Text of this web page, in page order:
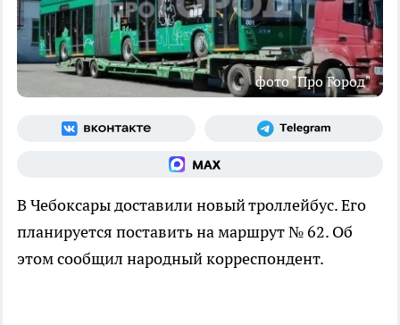
фото "Про Город"
В Чебоксары доставили новый троллейбус. Его
планируется поставить на маршрут № 62. Об
этом сообщил народный корреспондент.